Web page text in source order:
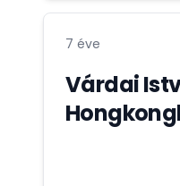
7 éve
Várdai